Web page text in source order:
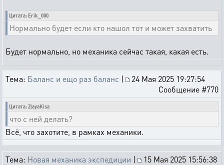
Цитата: Erik_000
Нормально будет если кто нашол тот и может захватить
Будет нормально, но механика сейчас такая, какая есть.
Тема: Баланс и ещо раз баланс |
24 Мая 2025 19:27:54
Сообщение #770
Цитата: ZlayaKisa
что с ней делать?
Всё, что захотите, в рамках механики.
Тема: Новая механика экспедиции |
15 Мая 2025 15:56:38